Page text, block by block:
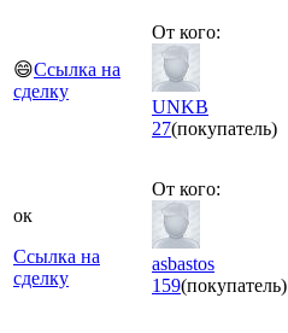
😄Ссылка на
сделку
От кого:
UNKB
27(покупатель)
ок
Ссылка на
сделку
От кого:
asbastos
159(покупатель)